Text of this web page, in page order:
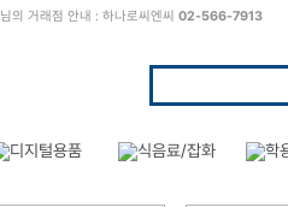
님의 거래점 안내 : 하나로씨엔씨 02-566-7913